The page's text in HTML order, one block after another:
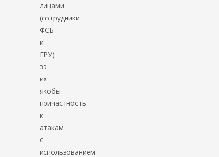
лицами
(сотрудники
ФСБ
и
ГРУ)
за
их
якобы
причастность
к
атакам
с
использованием